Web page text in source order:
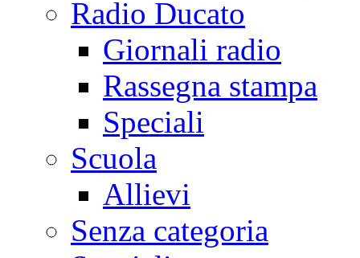
Radio Ducato
Giornali radio
Rassegna stampa
Speciali
Scuola
Allievi
Senza categoria